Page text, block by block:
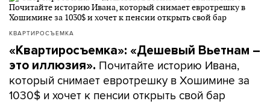
КВАРТИРОСЪЕМКА
«Квартиросъемка»: «Дешевый Вьетнам –
это иллюзия». Почитайте историю Ивана,
который снимает евротрешку в Хошимине за
1030$ и хочет к пенсии открыть свой бар